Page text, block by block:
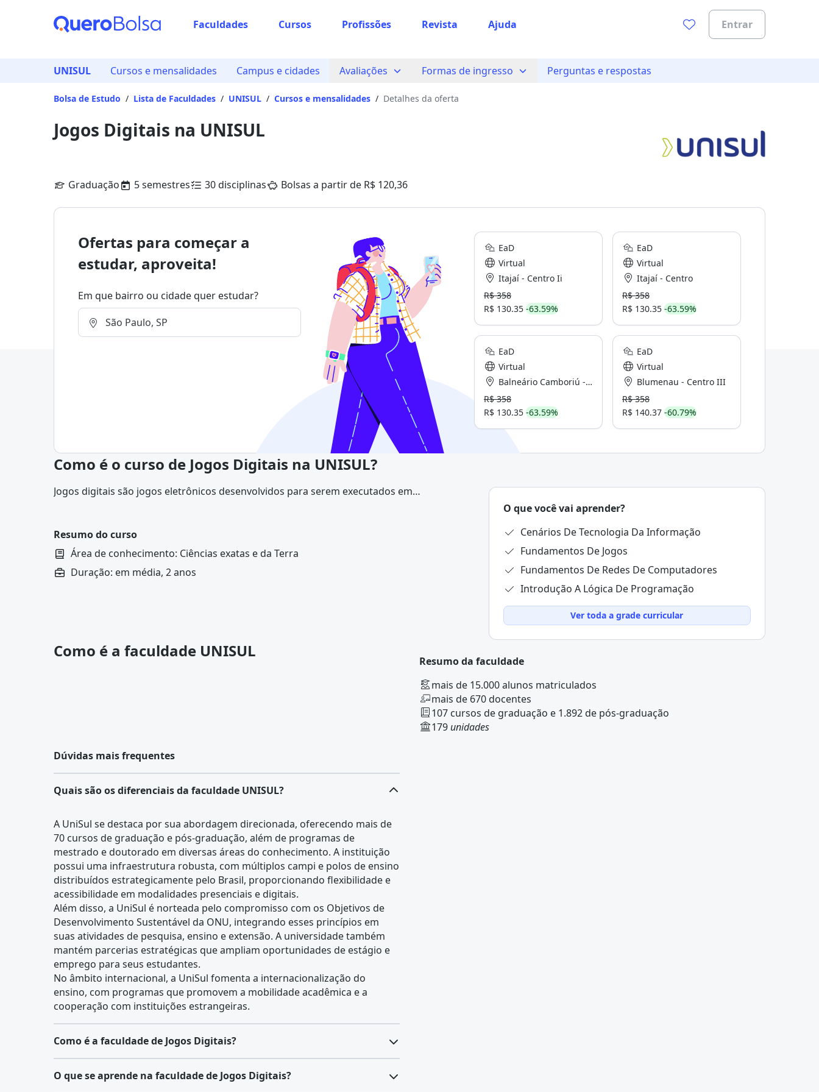
Faculdades Cursos Profissões Revista Ajuda Entrar
UNISUL Cursos e mensalidades Campus e cidades Avaliações Formas de ingresso Perguntas e respostas
Bolsa de Estudo / Lista de Faculdades / UNISUL / Cursos e mensalidades / Detalhes da oferta
Jogos Digitais na UNISUL
Graduação 5 semestres 30 disciplinas Bolsas a partir de R$ 120,36
Ofertas para começar a
estudar, aproveita!
Em que bairro ou cidade quer estudar?
EaD
Virtual
Itajaí - Centro Ii
R$ 358
R$ 130.35 -63.59%
EaD
Virtual
Itajaí - Centro
R$ 358
R$ 130.35 -63.59%
EaD
Virtual
Balneário Camboriú - Centro II
R$ 358
R$ 130.35 -63.59%
EaD
Virtual
Blumenau - Centro III
R$ 358
R$ 140.37 -60.79%
Como é o curso de Jogos Digitais na UNISUL?
Jogos digitais são jogos eletrônicos desenvolvidos para serem executados em
Resumo do curso
Área de conhecimento: Ciências exatas e da Terra
Duração: em média, 2 anos
O que você vai aprender?
Cenários De Tecnologia Da Informação
Fundamentos De Jogos
Fundamentos De Redes De Computadores
Introdução A Lógica De Programação
Ver toda a grade curricular
Como é a faculdade UNISUL
Resumo da faculdade
mais de 15.000 alunos matriculados
mais de 670 docentes
107 cursos de graduação e 1.892 de pós-graduação
179 unidades
Dúvidas mais frequentes
Quais são os diferenciais da faculdade UNISUL?
A UniSul se destaca por sua abordagem direcionada, oferecendo mais de
70 cursos de graduação e pós-graduação, além de programas de
mestrado e doutorado em diversas áreas do conhecimento. A instituição
possui uma infraestrutura robusta, com múltiplos campi e polos de ensino
distribuídos estrategicamente pelo Brasil, proporcionando flexibilidade e
acessibilidade em modalidades presenciais e digitais.
Além disso, a UniSul é norteada pelo compromisso com os Objetivos de
Desenvolvimento Sustentável da ONU, integrando esses princípios em
suas atividades de pesquisa, ensino e extensão. A universidade também
mantém parcerias estratégicas que ampliam oportunidades de estágio e
emprego para seus estudantes.
No âmbito internacional, a UniSul fomenta a internacionalização do
ensino, com programas que promovem a mobilidade acadêmica e a
cooperação com instituições estrangeiras.
Como é a faculdade de Jogos Digitais?
O curso de Jogos Digitais prepara especialistas para atuar no
O que se aprende na faculdade de Jogos Digitais?